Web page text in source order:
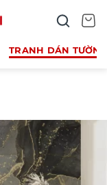
TRANH DÁN